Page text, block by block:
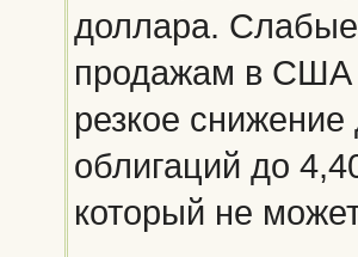
доллара.
продажам в США
резкое снижение
облигаций до
который не